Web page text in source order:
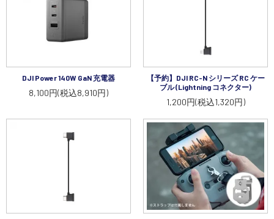
コーポレートサイト
SEKIDO 会社概要
DJI Power 140W GaN 充電器
8,100円(税込8,910円)
【予約】DJI RC-N シリーズ RC ケー
ブル (Lightning コネクター)
1,200円(税込1,320円)